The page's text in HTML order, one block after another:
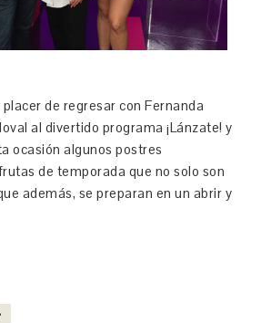
de regresar con Fernanda
al divertido programa ¡Lánzate! y
ocasión algunos postres
de temporada que no solo son
además, se preparan en un abrir y